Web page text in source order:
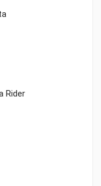
Rider